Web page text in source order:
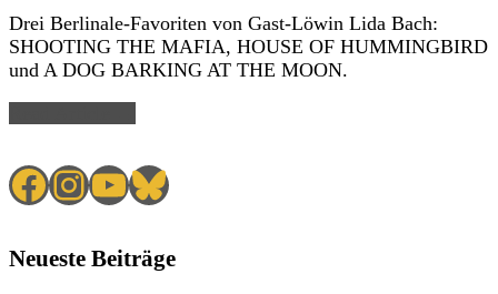
Drei Berlinale-Favoriten von Gast-Löwin Lida Bach:
SHOOTING THE MAFIA, HOUSE OF HUMMINGBIRD
und A DOG BARKING AT THE MOON.
Facebook
Instagram
YouTube
Bluesky
Neueste Beiträge